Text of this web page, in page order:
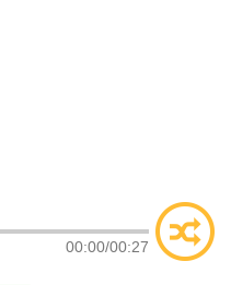
00:00/00:27